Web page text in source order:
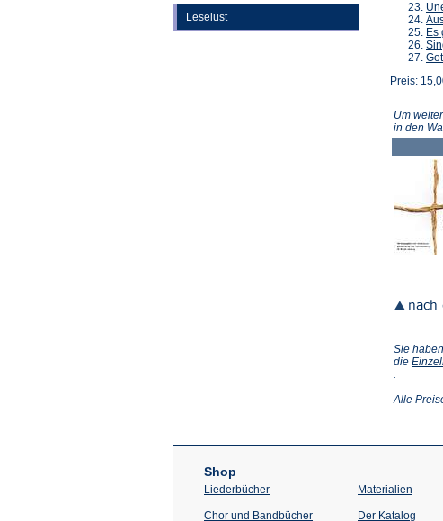
Leselust
Es
Preis:
Um
in den
Sie
die
einem
.
Alle
Shop
Liederbücher
Chor und Bandbücher
Materialien
Der Katalog